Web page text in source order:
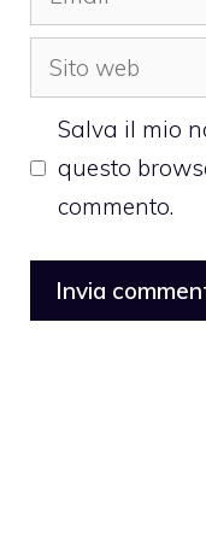
Sito
web
Salva il mio
questo
commento.